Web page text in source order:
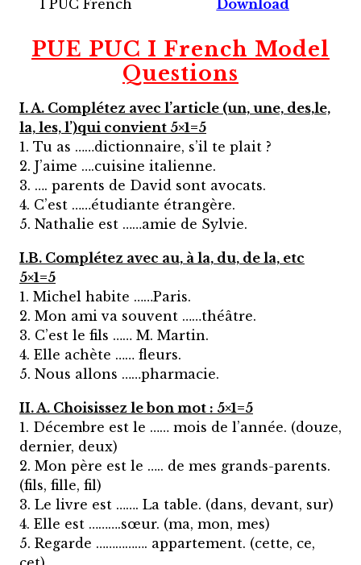
I PUC French
Download
PUE PUC I French Model
Questions
I. A. Complétez avec l’article (un, une, des,le,
la, les, l’)qui convient 5×1=5
1. Tu as ……dictionnaire, s’il te plait ?
2. J’aime ….cuisine italienne.
3. …. parents de David sont avocats.
4. C’est ……étudiante étrangère.
5. Nathalie est ……amie de Sylvie.
I.B. Complétez avec au, à la, du, de la, etc
5×1=5
1. Michel habite ……Paris.
2. Mon ami va souvent ……théâtre.
3. C’est le fils …… M. Martin.
4. Elle achète …… fleurs.
5. Nous allons ……pharmacie.
II. A. Choisissez le bon mot : 5×1=5
1. Décembre est le …… mois de l’année. (douze,
dernier, deux)
2. Mon père est le ….. de mes grands-parents.
(fils, fille, fil)
3. Le livre est ……. La table. (dans, devant, sur)
4. Elle est ……….sœur. (ma, mon, mes)
5. Regarde ……………. appartement. (cette, ce,